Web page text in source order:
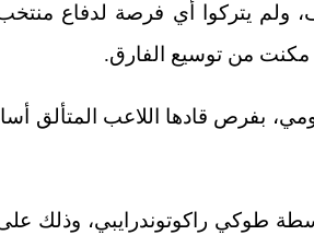
ولم يتركوا أي فرصة لدفاع
بفرص قادها اللاعب المتألق
بواسطة طوكي راكوتوندرايبي، وذلك